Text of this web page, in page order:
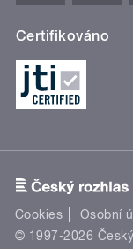
Certifikováno
Cookies Osobní
© 1997-2026